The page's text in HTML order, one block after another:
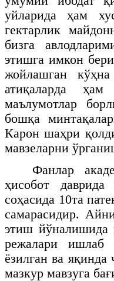
уйларида ҳам
гектарлик
бизга
этишга имкон
жойлашган
атиқаларда
маълумотлар
бошқа
Карон шаҳри
мавзеларни
Фанлар
ҳисобот
соҳасида 10та
самарасидир.
этиш йўналишида
режалари ишлаб
ёзилган ва
мазкур мавзуга